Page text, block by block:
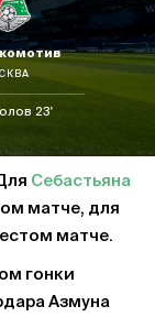
23'
Себастьяна
матче, для
матче.
гонки
Азмуна